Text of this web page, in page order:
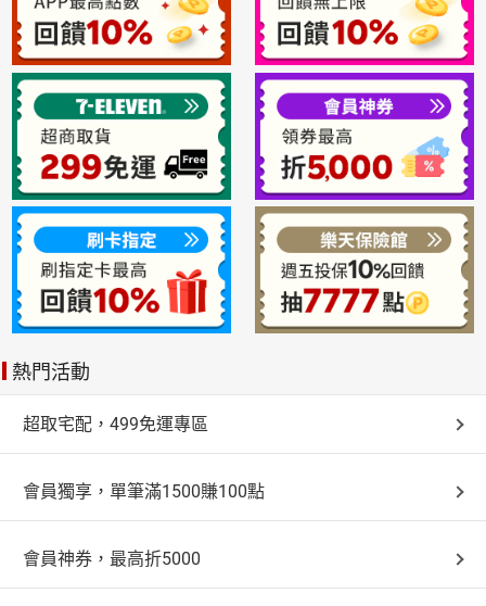
熱門活動
超取宅配，499免運專區
會員獨享，單筆滿1500賺100點
會員神券，最高折5000